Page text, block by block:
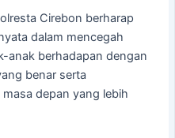
Cirebon berharap
dalam mencegah
anak berhadapan dengan
benar serta
depan yang lebih